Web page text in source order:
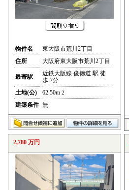
物件名
東大阪市荒川2丁目
住所
大阪府東大阪市荒川2丁目
最寄駅
近鉄大阪線 俊徳道 駅 徒
歩 7分
土地(公)
62.50m 2
建築条件 無
2,780 万円